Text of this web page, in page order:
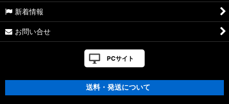
新着情報
お問い合せ
PCサイト
送料・発送について